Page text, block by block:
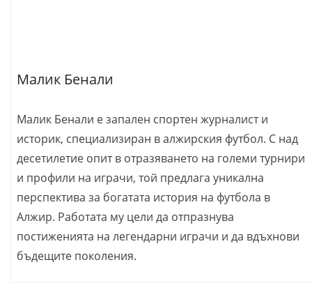
Малик Бенали
Малик Бенали е запален спортен журналист и
историк, специализиран в алжирския футбол. С над
десетилетие опит в отразяването на големи турнири
и профили на играчи, той предлага уникална
перспектива за богатата история на футбола в
Алжир. Работата му цели да отпразнува
постиженията на легендарни играчи и да вдъхнови
бъдещите поколения.